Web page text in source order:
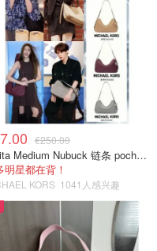
€250.00
Nolita Medium Nubuck 链条 pochette
明星都在背！
KORS 1041人感兴趣